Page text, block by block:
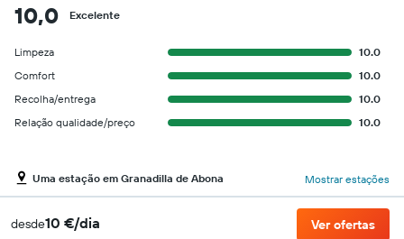
10,0 Excelente
Limpeza
10.0
Comfort
10.0
Recolha/entrega
10.0
Relação qualidade/preço
10.0
Uma estação em Granadilla de Abona Mostrar estações
desde10 €/dia Ver ofertas